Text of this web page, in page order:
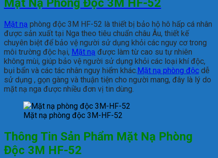
Mặt Nạ Phòng Độc 3M HF-52
Mặt nạ phòng độc 3M HF-52 là thiết bị bảo hộ hô hấp cá nhân
được sản xuất tại Nga theo tiêu chuẩn châu Âu, thiết kế
chuyên biệt để bảo vệ người sử dụng khỏi các nguy cơ trong
môi trường độc hại, Mặt nạ được làm từ cao su tự nhiên
không mùi, giúp bảo vệ người sử dụng khỏi các loại khí độc,
bụi bẩn và các tác nhân nguy hiểm khác. Mặt nạ phòng độc dễ
sử dụng , gọn gàng và thuận tiện cho người mang, đây là lý do
mặt nạ nga được nhiều đơn vị tin dùng.
Mặt nạ phòng độc 3M-HF-52
Thông Tin Sản Phẩm Mặt Nạ Phòng
Độc 3M HF-52